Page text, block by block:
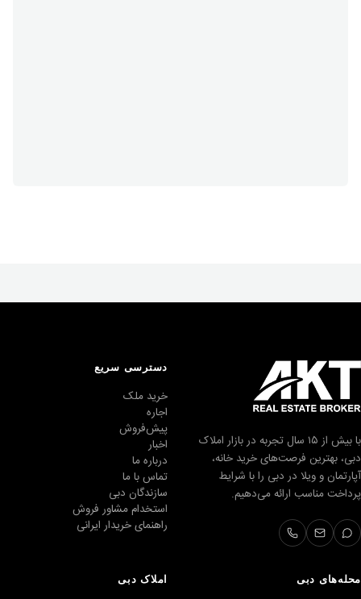
با بیش از ۱۵ سال تجربه در بازار املاک
دبی، بهترین فرصت‌های خرید خانه،
آپارتمان و ویلا در دبی را با شرایط
پرداخت مناسب ارائه می‌دهیم.
دسترسی سریع
خرید ملک
اجاره
پیش‌فروش
اخبار
درباره ما
تماس با ما
سازندگان دبی
استخدام مشاور فروش
راهنمای خریدار ایرانی
محله‌های دبی املاک دبی